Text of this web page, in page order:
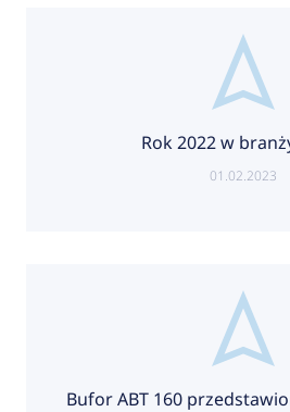
Rok 2022 w
01.02.2023
Bufor ABT 160